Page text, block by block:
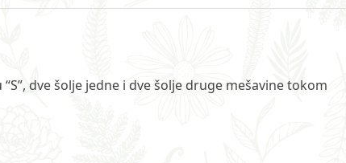
dve šolje jedne i dve šolje druge mešavine tokom